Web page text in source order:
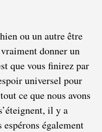
ou un autre être
donner un
que vous finirez par
universel pour
ce que nous avons
il y a
espérons également